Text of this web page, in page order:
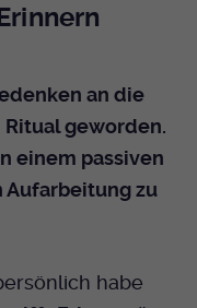
an die
geworden.
einem passiven
Aufarbeitung zu
habe